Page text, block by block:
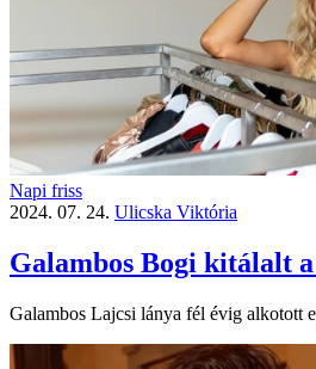
Napi friss
2024. 07. 24. Ulicska Viktória
Galambos Bogi kitálalt
Galambos Lajcsi lánya fél évig alkotott